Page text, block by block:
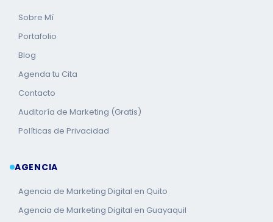
Sobre Mí
Portafolio
Blog
Agenda tu Cita
Contacto
Auditoría de Marketing (Gratis)
Políticas de Privacidad
AGENCIA
Agencia de Marketing Digital en Quito
Agencia de Marketing Digital en Guayaquil